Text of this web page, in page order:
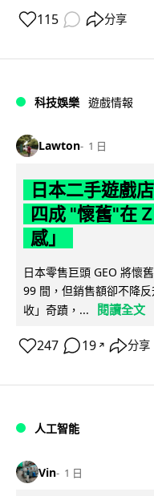
115 分享
科技娛樂 遊戲情報
Lawton 1 日
日本二手遊戲
四成 "懷舊"在
感」
日本零售巨頭 GEO 將懷
99 間，但銷售額卻不降
收」奇蹟，...
閱讀全文
247 19 ↗ 分享
人工智能
Vin 1 日